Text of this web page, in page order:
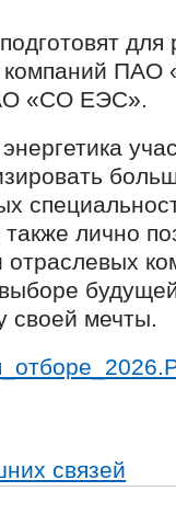
для
ПАО
«СО ЕЭС».
лично
своей мечты.
связей